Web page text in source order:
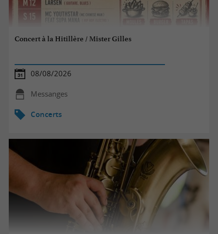
Concert à la Hitillère / Mister Gilles
08/08/2026
Messanges
Concerts